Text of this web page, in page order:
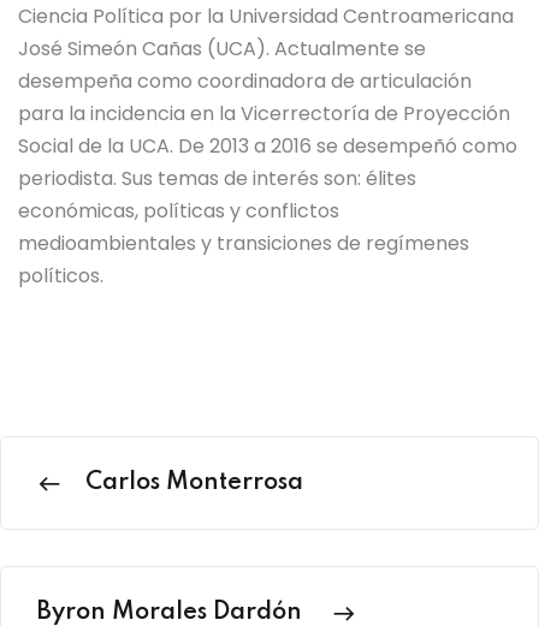
Ciencia Política por la Universidad Centroamericana
José Simeón Cañas (UCA). Actualmente se
desempeña como coordinadora de articulación
para la incidencia en la Vicerrectoría de Proyección
Social de la UCA. De 2013 a 2016 se desempeñó como
periodista. Sus temas de interés son: élites
económicas, políticas yconflictos
medioambientales y transiciones de regímenes
políticos.
Carlos Monterrosa
Byron Morales Dardón